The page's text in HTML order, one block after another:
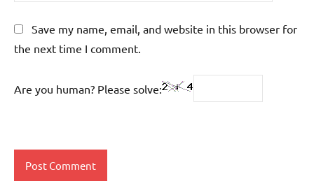
Save my name, email, and website in this browser for
the next time I comment.
Are you human? Please solve: